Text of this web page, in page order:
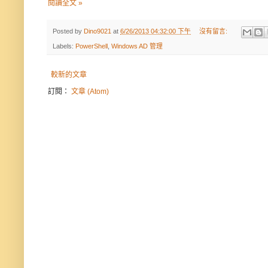
閱讀全文 »
Posted by Dino9021 at 6/26/2013 04:32:00 下午 沒有留言:
Labels: PowerShell Windows AD 管理
較新的文章
訂閱： 文章 (Atom)